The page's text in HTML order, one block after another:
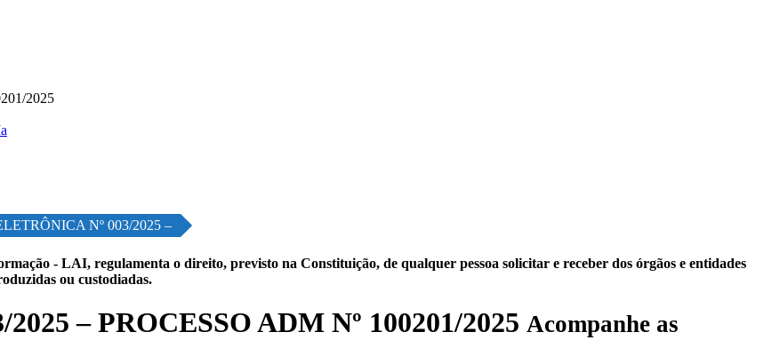
2025
Nº 003/2025 –
- LAI, regulamenta o direito, previsto na Constituição, de qualquer pessoa solicitar e receber dos órgãos e entidades
ou custodiadas.
– PROCESSO ADM Nº 100201/2025 Acompanhe as